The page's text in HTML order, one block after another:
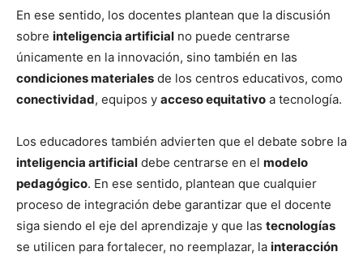
En ese sentido, los docentes plantean que la discusión
sobre inteligencia artificial no puede centrarse
únicamente en la innovación, sino también en las
condiciones materiales de los centros educativos, como
conectividad, equipos y acceso equitativo a tecnología.
Los educadores también advierten que el debate sobre la
inteligencia artificial debe centrarse en el modelo
pedagógico. En ese sentido, plantean que cualquier
proceso de integración debe garantizar que el docente
siga siendo el eje del aprendizaje y que las tecnologías
se utilicen para fortalecer, no reemplazar, la interacción